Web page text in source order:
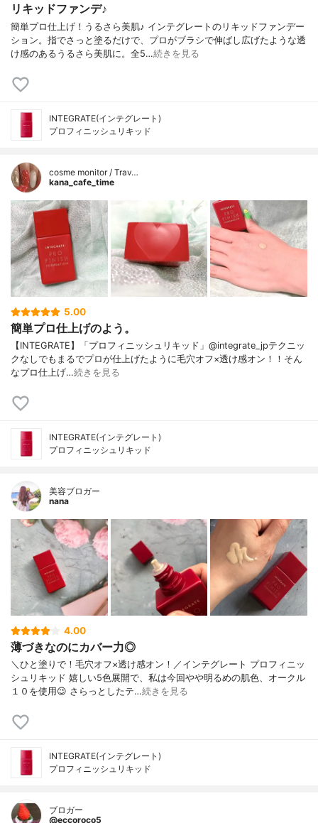
リキッドファンデ♪
簡単プロ仕上げ！うるさら美肌♪ インテグレートのリキッドファンデー
ション。指でさっと塗るだけで、プロがブラシで伸ばし広げたような透
け感のあるうるさら美肌に。全5…続きを見る
INTEGRATE(インテグレート)
プロフィニッシュリキッド
cosme monitor / Trav…
kana_cafe_time
5.00
簡単プロ仕上げのよう。
【INTEGRATE】「プロフィニッシュリキッド」@integrate_jpテクニッ
クなしでもまるでプロが仕上げたように毛穴オフ×透け感オン！！そん
なプロ仕上げ…続きを見る
INTEGRATE(インテグレート)
プロフィニッシュリキッド
美容ブロガー
nana
4.00
薄づきなのにカバー力◎
＼ひと塗りで！毛穴オフ×透け感オン！／インテグレート プロフィニッ
シュリキッド 嬉しい5色展開で、私は今回やや明るめの肌色、オークル
１０を使用😉 さらっとしたテ…続きを見る
INTEGRATE(インテグレート)
プロフィニッシュリキッド
ブロガー
@eccoroco5